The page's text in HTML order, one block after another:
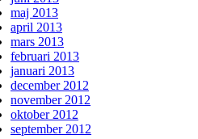
maj 2013
april 2013
mars 2013
februari 2013
januari 2013
december 2012
november 2012
oktober 2012
september 2012